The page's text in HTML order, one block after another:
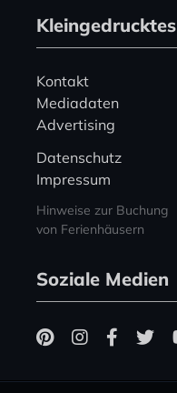
Kleingedrucktes
Kontakt
Mediadaten
Advertising
Datenschutz
Impressum
Hinweise zur Buchung
von Ferienhäusern
Soziale Medien